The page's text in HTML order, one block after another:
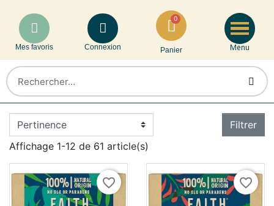
Mes favoris Connexion Panier Menu
Filtrer
Affichage 1-12 de 61 article(s)
favorite_border favorite_border